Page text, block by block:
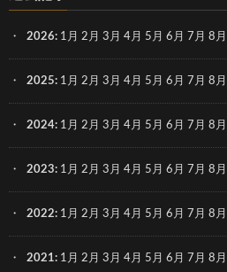
2026: 1月 2月 3月 4月 5月 6月 7月 8月
2025: 1月 2月 3月 4月 5月 6月 7月 8月
2024: 1月 2月 3月 4月 5月 6月 7月 8月
2023: 1月 2月 3月 4月 5月 6月 7月 8月
2022: 1月 2月 3月 4月 5月 6月 7月 8月
2021: 1月 2月 3月 4月 5月 6月 7月 8月